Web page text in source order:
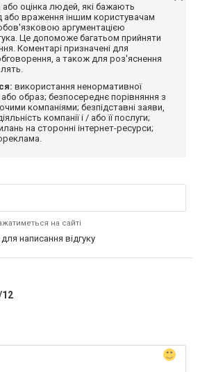
або оцінка людей, які бажають
або враження іншим користувачам
аргументацією
Це допоможе багатьом прийняти
Коментарі призначені для
а також для роз'яснення
використання ненормативної
образ; безпосереднє порівняння з
компаніями; безпідставні заяви,
компанії і / або її послуги;
на сторонні інтернет-ресурси;
на сайті
для написання відгуку
12